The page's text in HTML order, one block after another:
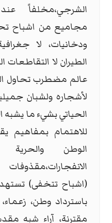
الشرجي،مخلفاً
مجاميع من اشباح
ودخانيات، لا
الطيران لا
عالم مضطرب تحاول
لأشجاره ولشبان
الحياتي بشيء ما يشبه
للاهتمام بمفاهيم
الوطن والحرية
(اشباح تتخفى)
باسترداد وطن،
مقترنة، آراء شبه